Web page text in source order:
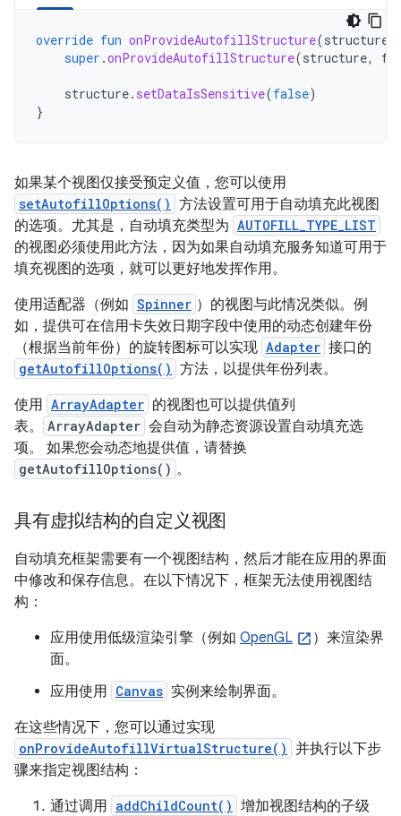
override fun onProvideAutofillStructure(structure
super .onProvideAutofillStructure(structure,
structure. setDataIsSensitive(false)
}
如果某个视图仅接受预定义值，您可以使用
setAutofillOptions() 方法设置可用于自动填充此视图
的选项。尤其是，自动填充类型为 AUTOFILL_TYPE_LIST
的视图必须使用此方法，因为如果自动填充服务知道可用于
填充视图的选项，就可以更好地发挥作用。
使用适配器（例如 Spinner ）的视图与此情况类似。例
如，提供可在信用卡失效日期字段中使用的动态创建年份
（根据当前年份）的旋转图标可以实现 Adapter 接口的
getAutofillOptions() 方法，以提供年份列表。
使用 ArrayAdapter 的视图也可以提供值列
表。
ArrayAdapter 会自动为静态资源设置自动填充选
项。 如果您会动态地提供值，请替换
getAutofillOptions() 。
具有虚拟结构的自定义视图
自动填充框架需要有一个视图结构，然后才能在应用的界面
中修改和保存信息。在以下情况下，框架无法使用视图结
构：
应用使用低级渲染引擎（例如 OpenGL
）来渲染界
面。
应用使用 Canvas 实例来绘制界面。
在这些情况下，您可以通过实现
onProvideAutofillVirtualStructure() 并执行以下步
骤来指定视图结构：
通过调用 addChildCount() 增加视图结构的子级